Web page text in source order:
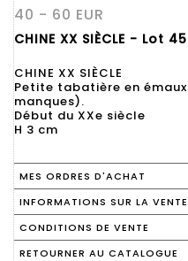
40 - 60 EUR
CHINE XX SIÈCLE - Lot 45
CHINE XX SIÈCLE
Petite tabatière en
manques).
Début du XXe siècle
H 3 cm
MES ORDRES D'ACHAT
INFORMATIONS SUR LA VENTE
CONDITIONS DE VENTE
RETOURNER AU CATALOGUE